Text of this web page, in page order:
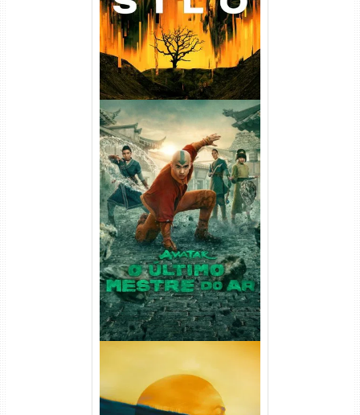
Avatar: O Último Mestre do
Ar 2ª Temporada Torrent
(2026) WEB-DL 1080p Dual
Áudio